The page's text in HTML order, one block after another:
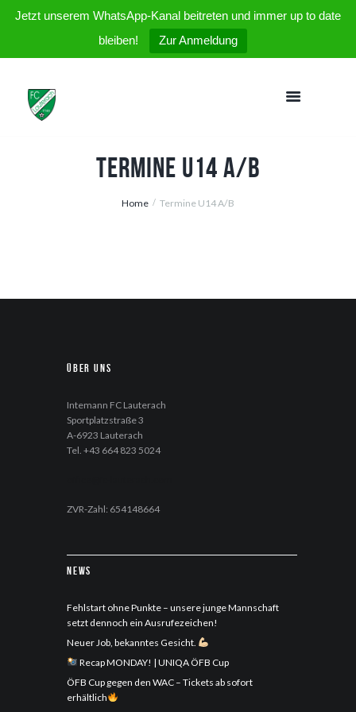
Jetzt unserem WhatsApp-Kanal beitreten und immer up to date
bleiben!
Zur Anmeldung
Termine U14 A/B
Home Termine U14 A/B
Über uns
Intemann FC Lauterach
Sportplatzstraße 3
A-6923 Lauterach
Tel. +43 664 823 5024
ZVR-Zahl: 654148664
News
Fehlstart ohne Punkte – unsere junge Mannschaft
setzt dennoch ein Ausrufezeichen!
Neuer Job, bekanntes Gesicht.
Recap MONDAY! | UNIQA ÖFB Cup
ÖFB Cup gegen den WAC – Tickets ab sofort
erhältlich